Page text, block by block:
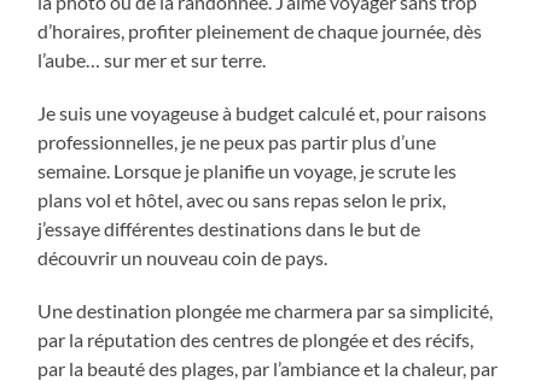
d’horaires, profiter pleinement de chaque journée, dès
l’aube… sur mer et sur terre.
Je suis une voyageuse à budget calculé et, pour raisons
professionnelles, je ne peux pas partir plus d’une
semaine. Lorsque je planifie un voyage, je scrute les
plans vol et hôtel, avec ou sans repas selon le prix,
j’essaye différentes destinations dans le but de
découvrir un nouveau coin de pays.
Une destination plongée me charmera par sa simplicité,
par la réputation des centres de plongée et des récifs,
par la beauté des plages, par l’ambiance et la chaleur, par